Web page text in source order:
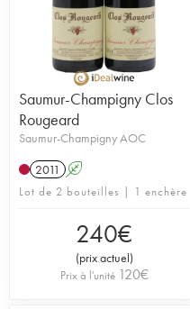
Saumur-Champigny Clos
Rougeard
Saumur-Champigny AOC
2011
A
Lot de 2 bouteilles | 1 enchère
240€
(prix actuel)
Prix à l'unité 120€